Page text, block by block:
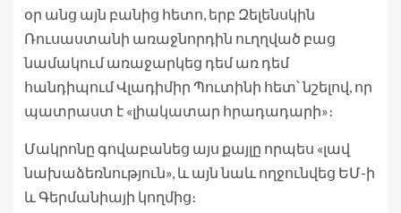
օր անց այն բանից հետո, երբ Զելենսկին
Ռուսաստանի առաջնորդին ուղղված բաց
նամակում առաջարկեց դեմ առ դեմ
հանդիպում Վլադիմիր Պուտինի հետ՝ նշելով, որ
պատրաստ է «լիակատար հրադադարի»։
Մակրոնը գովաբանեց այս քայլը որպես «լավ
նախաձեռնություն», և այն նաև ողջունվեց ԵՄ-ի
և Գերմանիայի կողմից։